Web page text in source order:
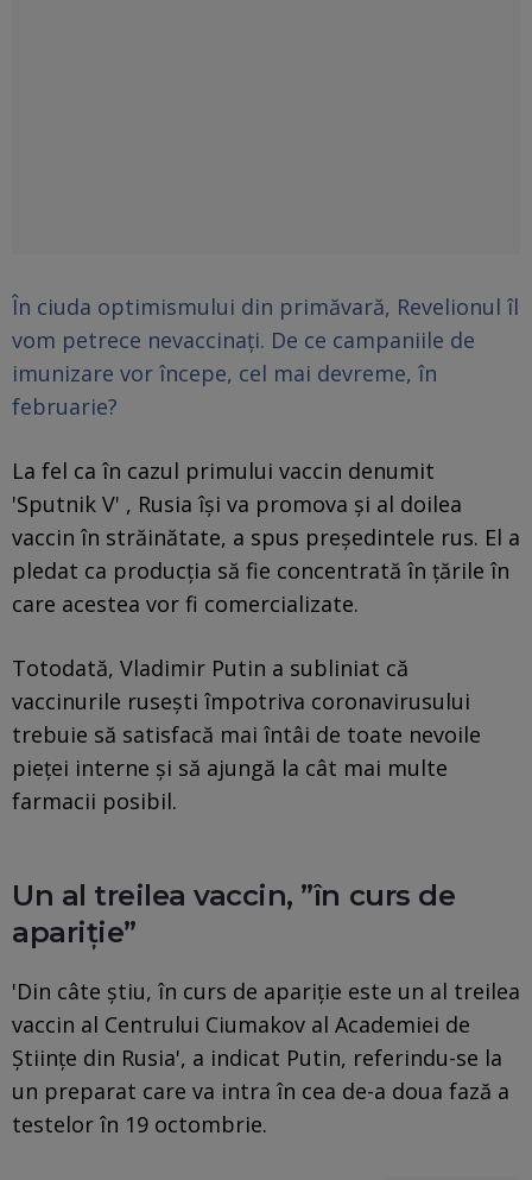
În ciuda optimismului din primăvară, Revelionul îl
vom petrece nevaccinați. De ce campaniile de
imunizare vor începe, cel mai devreme, în
februarie?
La fel ca în cazul primului vaccin denumit
'Sputnik V' , Rusia îşi va promova şi al doilea
vaccin în străinătate, a spus preşedintele rus. El a
pledat ca producţia să fie concentrată în ţările în
care acestea vor fi comercializate.
Totodată, Vladimir Putin a subliniat că
vaccinurile ruseşti împotriva coronavirusului
trebuie să satisfacă mai întâi de toate nevoile
pieţei interne şi să ajungă la cât mai multe
farmacii posibil.
Un al treilea vaccin, ”în curs de
apariție”
'Din câte ştiu, în curs de apariţie este un al treilea
vaccin al Centrului Ciumakov al Academiei de
Ştiinţe din Rusia', a indicat Putin, referindu-se la
un preparat care va intra în cea de-a doua fază a
testelor în 19 octombrie.